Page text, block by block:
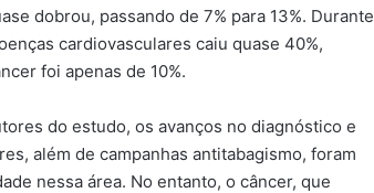
dobrou, passando de 7% para 13%. Durante
cardiovasculares caiu quase 40%,
foi apenas de 10%.
do estudo, os avanços no diagnóstico e
além de campanhas antitabagismo, foram
nessa área. No entanto, o câncer, que